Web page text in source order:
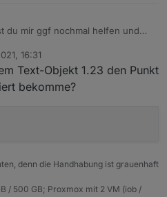
du mir ggf nochmal helfen und
1.23 den Punkt zu einem
bekomme? Habe es vorher mit
das geht aber leider nur bei
sieht wie folgt aus
Diesel (e.ee) zwei
16:31
Text-Objekt 1.23 den Punkt
bekomme?
denn die Handhabung ist grauenhaft
/ 500 GB; Proxmox mit 2 VM (iob /